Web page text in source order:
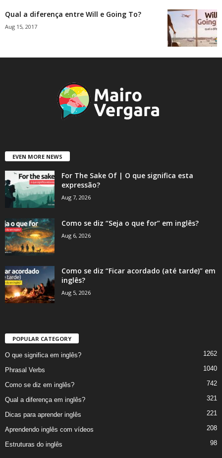
Qual a diferença entre Will e Going To?
Aug 15, 2017
EVEN MORE NEWS
For The Sake Of | O que significa esta
expressão?
Aug 7, 2026
Como se diz “Seja o que for” em inglês?
Aug 6, 2026
Como se diz “Ficar acordado (até tarde)” em
inglês?
Aug 5, 2026
POPULAR CATEGORY
O que significa em inglês? 1262
Phrasal Verbs 1040
Como se diz em inglês? 742
Qual a diferença em inglês? 321
Dicas para aprender inglês 221
Aprendendo inglês com vídeos 208
Estruturas do inglês 98